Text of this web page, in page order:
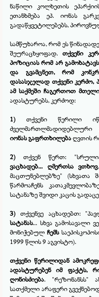
ნაწილი კოლხეთის
ეთანხმება ეპ. იონას
გადაწყვეტილებებს,
სამწუხაროა, რომ ეს
შეურაცხყოფად. თქვენი
პოზიციას რომ არ
და გვამცნეთ, რომ
დასასჯელად თქვენი
ამ საქმეში ჩაგერთოთ
ადასტურებს, კერძოდ:
1)
თქვენი წერილი
ძველმართლმადიდებლური
იონას გაფრთხილებაღვთის
2)
თქვენ წერთ:
ვაცხადებ... ღმერთსა ვთხოვ
მაცთუნებლებზე" (სხვათა
წარმოაჩენს
სატანაზე შვიდი კაცის
3) თქვენვე აცხადებთ:
სატანას... სხვა გამოსავალი
მონიჭებულ ჩემს
1999 წლის 9 აგვისტო).
თქვენი წერილიდან
ადასტურებენ იმ ფაქტს,
ღონისძიება. "რეზონანსს"
სათქმელი არაფერი